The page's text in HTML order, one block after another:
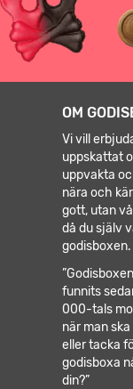
OM
Vi vill
uppskattat
uppvakta
nära och
gott, utan
då du själv
godisboxen.
funnits
000-tals
när man
eller tacka
godisboxa
din?”